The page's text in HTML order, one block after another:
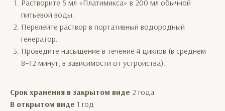
Растворите 5 мл «Платимикса» в 200 мл обычной
питьевой воды.
Перелейте раствор в портативный водородный
генератор.
Проведите насыщение в течение 4 циклов (в среднем
8–12 минут, в зависимости от устройства).
Срок хранения в закрытом виде 2 года
В открытом виде 1 год